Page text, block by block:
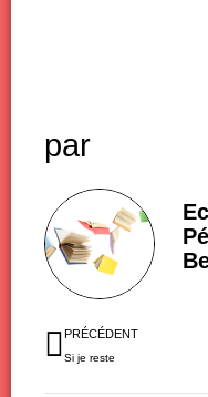
par
Précédent
PRÉCÉDENT
Si je reste